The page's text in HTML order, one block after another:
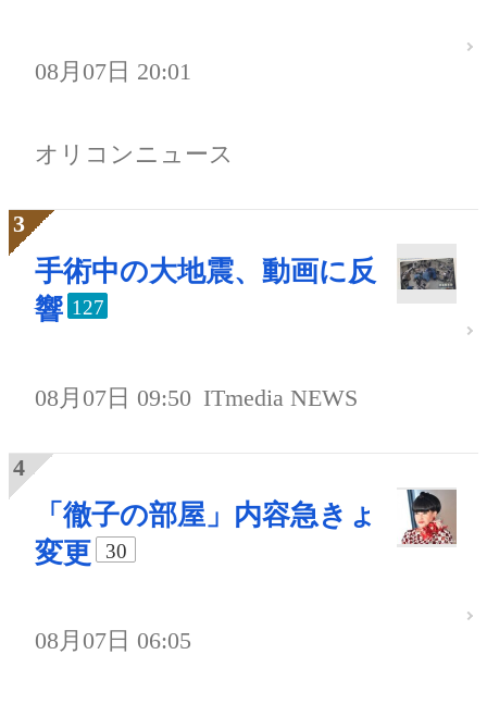
08月07日 20:01
オリコンニュース
手術中の大地震、動画に反
響 127
08月07日 09:50 ITmedia NEWS
「徹子の部屋」内容急きょ
変更
30
08月07日 06:05